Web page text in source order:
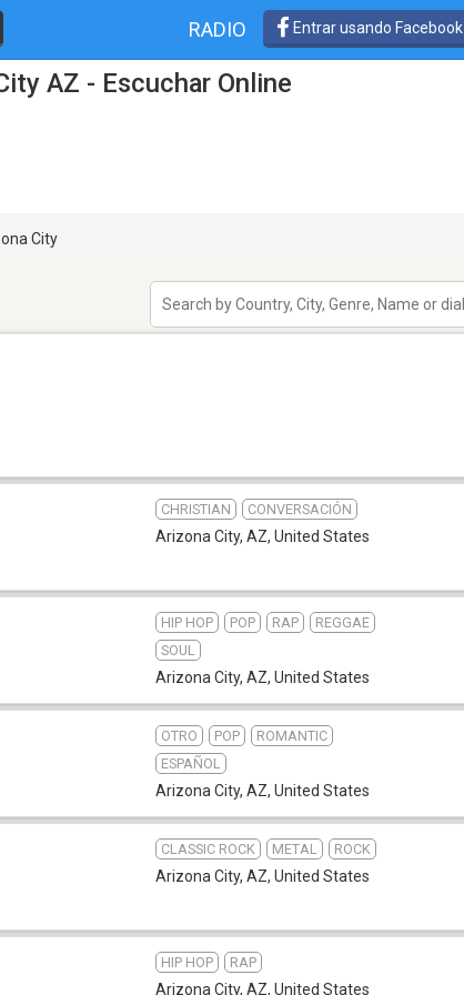
RADIO Entrar usando Facebook
AZ - Escuchar Online
City
CHRISTIAN CONVERSACIÓN
Arizona City, AZ, United States
HIP HOP POP RAP
REGGAE
SOUL
Arizona City, AZ, United States
OTRO POP
ROMANTIC
ESPAÑOL
Arizona City, AZ, United States
CLASSIC ROCK METAL ROCK
Arizona City, AZ, United States
HIP HOP RAP
Arizona City, AZ, United States